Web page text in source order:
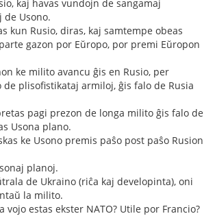
kaj havas vundojn de sangamaj
Usono.
kun Rusio, diras, kaj samtempe obeas
gazon por Eŭropo, por premi Eŭropon
ke milito avancu ĝis en Rusio, per
de plisofistikataj armiloj, ĝis falo de Rusia
pagi prezon de longa milito ĝis falo de
Usona plano.
ke Usono premis paŝo post paŝo Rusion
planoj.
de Ukraino (riĉa kaj developinta), oni
la milito.
vojo estas ekster NATO? Utile por Francio?